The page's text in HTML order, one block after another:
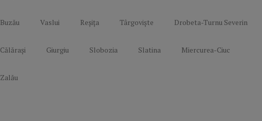
Buzău Vaslui Reșița Târgoviște Drobeta-Turnu Severin
Călărași Giurgiu Slobozia Slatina Miercurea-Ciuc
Zalău